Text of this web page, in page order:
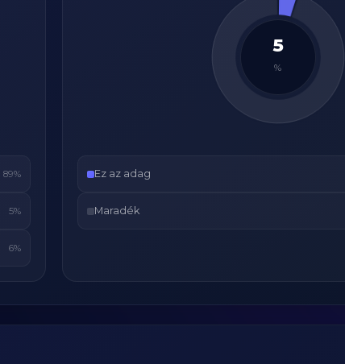
89%
5%
6%
5
%
Ez az adag
Maradék